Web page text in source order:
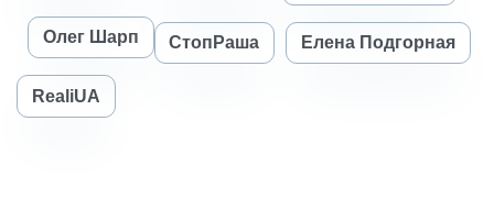
Олег Шарп СтопРаша Елена Подгорная
RealiUA